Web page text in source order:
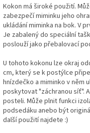
Kokon má široké použití.
zabezpečí miminku jeho
ukládání miminka na bok. V
Je zabalený do speciální
poslouží jako přebalovací
U tohoto kokonu lze okraj
cm, který se k postýlce
hnízdečko a miminko v něm
poskytovat "záchranou síť".
posteli. Může plnit funkci
podsedáku anebo být
další použití najdete :)